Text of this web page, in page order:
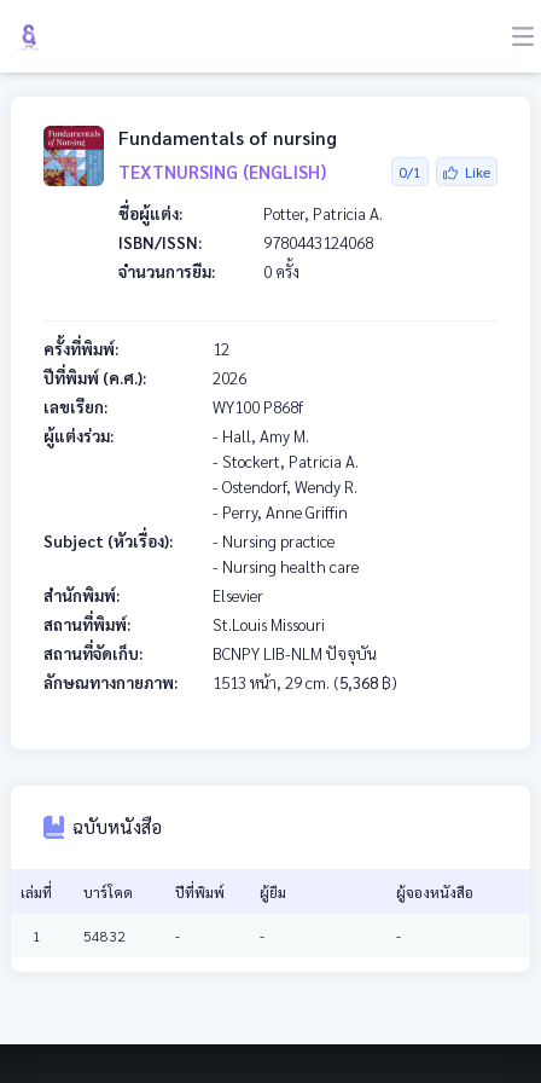
Fundamentals of nursing
TEXTNURSING (ENGLISH)
0/1 Like
ชื่อผู้แต่ง:
Potter, Patricia A.
ISBN/ISSN:
9780443124068
จำนวนการยืม:
0 ครั้ง
ครั้งที่พิมพ์:
12
ปีที่พิมพ์ (ค.ศ.):
2026
เลขเรียก:
WY100 P868f
ผู้แต่งร่วม:
- Hall, Amy M.
- Stockert, Patricia A.
- Ostendorf, Wendy R.
- Perry, Anne Griffin
Subject (หัวเรื่อง):
- Nursing practice
- Nursing health care
สำนักพิมพ์:
Elsevier
สถานที่พิมพ์:
St.Louis Missouri
สถานที่จัดเก็บ:
BCNPY LIB-NLM ปัจจุบัน
ลักษณทางกายภาพ:
1513 หน้า, 29 cm. (5,368 ฿)
ฉบับหนังสือ
เล่มที่ บาร์โคด ปีที่พิมพ์ ผู้ยืม ผู้จองหนังสือ
1 54832 - - -